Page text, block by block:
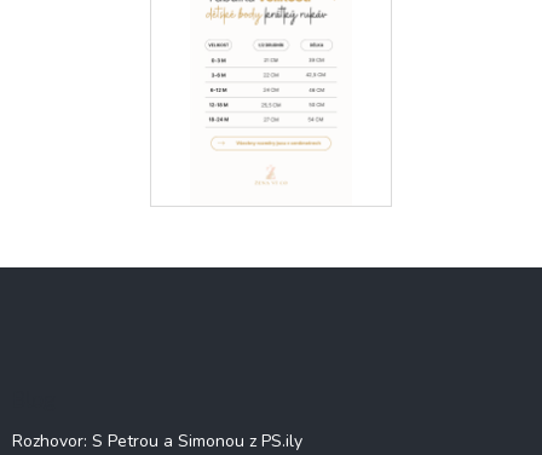
Rozhovor: S Petrou a Simonou z PS.ily